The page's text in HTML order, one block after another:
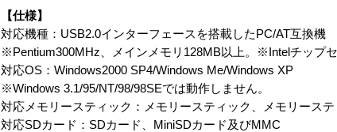
【仕様】
対応機種：USB2.0インターフェースを搭載したPC/AT互換機
※Pentium300MHz、メインメモリ128MB以上。※Intelチップ
対応OS：Windows2000 SP4/Windows Me/Windows XP
※Windows 3.1/95/NT/98/98SEでは動作しません。
対応メモリースティック：メモリースティック、メモリース
対応SDカード：SDカード、MiniSDカード及びMMC